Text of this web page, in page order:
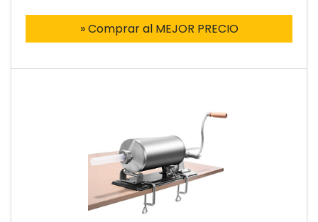
» Comprar al MEJOR PRECIO